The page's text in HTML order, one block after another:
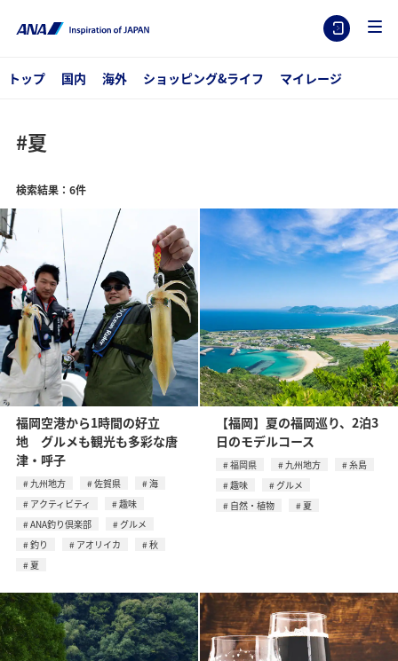
トップ 国内 海外 ショッピング&ライフ マイレージ
#夏
検索結果：6件
福岡空港から1時間の好立
地 グルメも観光も多彩な唐
津・呼子
九州地方 佐賀県
海
アクティビティ
趣味
ANA釣り倶楽部
グルメ
釣り
アオリイカ
秋
夏
【福岡】夏の福岡巡り、2泊3
日のモデルコース
福岡県 九州地方
糸島
趣味
グルメ
自然・植物
夏